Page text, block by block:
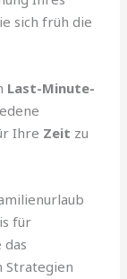
sich früh die
Last-Minute-
Ihre Zeit zu
für
das
Strategien